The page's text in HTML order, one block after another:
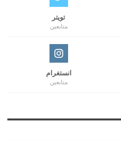
تويتر
متابعين
انستغرام
متابعين